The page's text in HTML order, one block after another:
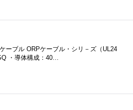
ブル ORPケーブル・シリ－ズ（UL24
・導体構成：40…